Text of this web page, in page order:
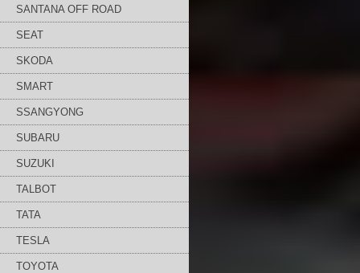
SANTANA OFF ROAD
SEAT
SKODA
SMART
SSANGYONG
SUBARU
SUZUKI
TALBOT
TATA
TESLA
TOYOTA